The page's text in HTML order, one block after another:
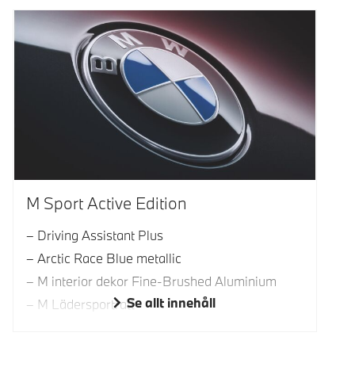
M Sport Active Edition
Driving Assistant Plus
Arctic Race Blue metallic
M interior dekor Fine-Brushed Aluminium
M LädersportrattSe allt innehåll